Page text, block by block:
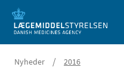
Nyheder / 2016